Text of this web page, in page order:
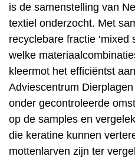
is de samenstelling van
textiel onderzocht. Met
recyclebare fractie ‘mixed
welke
kleermot het efficiëntst
Adviescentrum
onder gecontroleerde
op de samples en
die keratine kunnen
mottenlarven zijn ter